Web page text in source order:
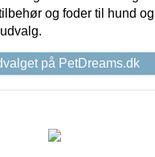
og foder til hund
på PetDreams.dk